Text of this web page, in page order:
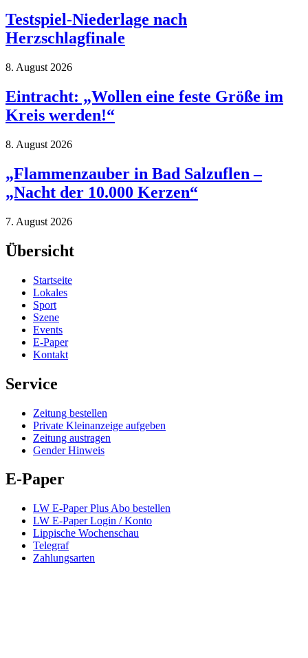
Testspiel-Niederlage nach
Herzschlagfinale
8. August 2026
Eintracht: „Wollen eine feste Größe im
Kreis werden!“
8. August 2026
„Flammenzauber in Bad Salzuflen –
„Nacht der 10.000 Kerzen“
7. August 2026
Übersicht
Startseite
Lokales
Sport
Szene
Events
E-Paper
Kontakt
Service
Zeitung bestellen
Private Kleinanzeige aufgeben
Zeitung austragen
Gender Hinweis
E-Paper
LW E-Paper Plus Abo bestellen
LW E-Paper Login / Konto
Lippische Wochenschau
Telegraf
Zahlungsarten